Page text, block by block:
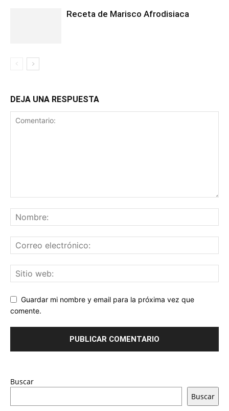
Receta de Marisco Afrodisiaca
DEJA UNA RESPUESTA
Guardar mi nombre y email para la próxima vez que
comente.
Buscar
Buscar